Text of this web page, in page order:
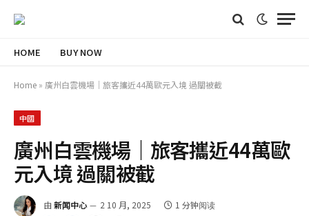
HOME BUY NOW
Home » 廣州白雲機場｜旅客攜近44萬歐元入境 過關被截
中國
廣州白雲機場｜旅客攜近44萬歐
元入境 過關被截
由 新闻中心 2 10 月, 2025 1 分钟阅读